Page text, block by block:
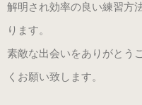
解明され効率の良い練習方
ります。
素敵な出会いをありがとう
くお願い致します。